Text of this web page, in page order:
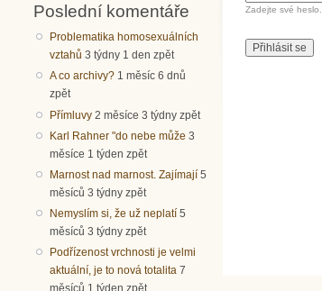
Poslední komentáře
Problematika homosexuálních
vztahů 3 týdny 1 den zpět
A co archivy? 1 měsíc 6 dnů
zpět
Přímluvy 2 měsíce 3 týdny zpět
Karl Rahner "do nebe může 3
měsíce 1 týden zpět
Marnost nad marnost. Zajímají 5
měsíců 3 týdny zpět
Nemyslím si, že už neplatí 5
měsíců 3 týdny zpět
Podřízenost vrchnosti je velmi
aktuální, je to nová totalita 7
měsíců 1 týden zpět
Zadejte své heslo.